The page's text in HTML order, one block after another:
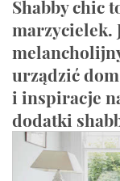
Shabby chic
marzycielek.
urządzić
i inspiracje
dodatki